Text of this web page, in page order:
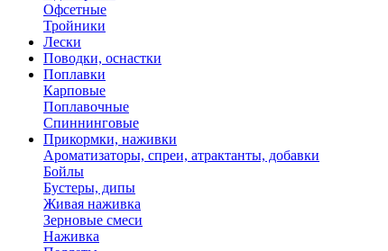
Офсетные
Тройники
Лески
Поводки, оснастки
Поплавки
Карповые
Поплавочные
Спиннинговые
Прикормки, наживки
Ароматизаторы, спреи, атрактанты, добавки
Бойлы
Бустеры, дипы
Живая наживка
Зерновые смеси
Наживка